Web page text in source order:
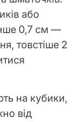
або
0,7 см —
товстіше 2
на кубики,
від